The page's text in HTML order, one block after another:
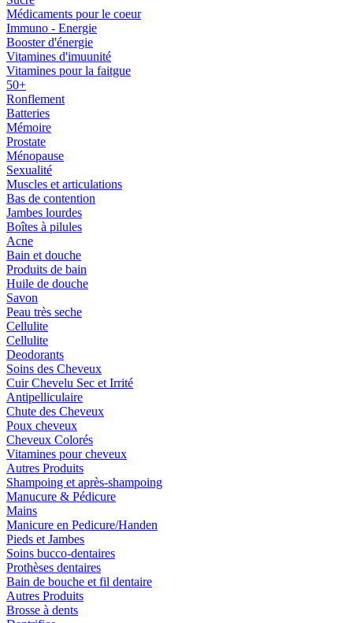
Médicaments pour le coeur
Immuno - Energie
Booster d'énergie
Vitamines d'imuunité
Vitamines pour la faitgue
50+
Ronflement
Batteries
Mémoire
Prostate
Ménopause
Sexualité
Muscles et articulations
Bas de contention
Jambes lourdes
Boîtes à pilules
Acne
Bain et douche
Produits de bain
Huile de douche
Savon
Peau très seche
Cellulite
Cellulite
Deodorants
Soins des Cheveux
Cuir Chevelu Sec et Irrité
Antipelliculaire
Chute des Cheveux
Poux cheveux
Cheveux Colorés
Vitamines pour cheveux
Autres Produits
Shampoing et après-shampoing
Manucure & Pédicure
Mains
Manicure en Pedicure/Handen
Pieds et Jambes
Soins bucco-dentaires
Prothèses dentaires
Bain de bouche et fil dentaire
Autres Produits
Brosse à dents